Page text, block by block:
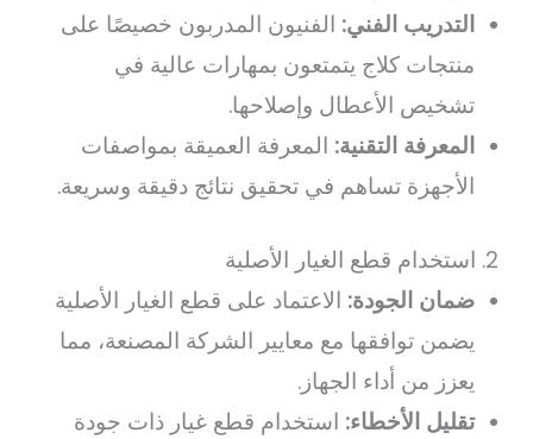
التدريب الفني: الفنيون المدربون خصيصًا على
منتجات كلاج يتمتعون بمهارات عالية في
تشخيص الأعطال وإصلاحها.
المعرفة التقنية: المعرفة العميقة بمواصفات
الأجهزة تساهم في تحقيق نتائج دقيقة وسريعة.
2. استخدام قطع الغيار الأصلية
ضمان الجودة: الاعتماد على قطع الغيار الأصلية
يضمن توافقها مع معايير الشركة المصنعة، مما
يعزز من أداء الجهاز.
تقليل الأخطاء: استخدام قطع غيار ذات جودة